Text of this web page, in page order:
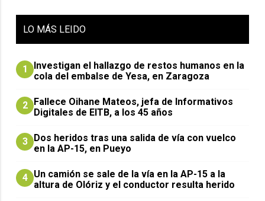
LO MÁS LEIDO
1
Investigan el hallazgo de restos humanos en la
cola del embalse de Yesa, en Zaragoza
2
Fallece Oihane Mateos, jefa de Informativos
Digitales de EITB, a los 45 años
3
Dos heridos tras una salida de vía con vuelco
en la AP-15, en Pueyo
4 Un camión se sale de la vía en la AP-15 a la
altura de Olóriz y el conductor resulta herido